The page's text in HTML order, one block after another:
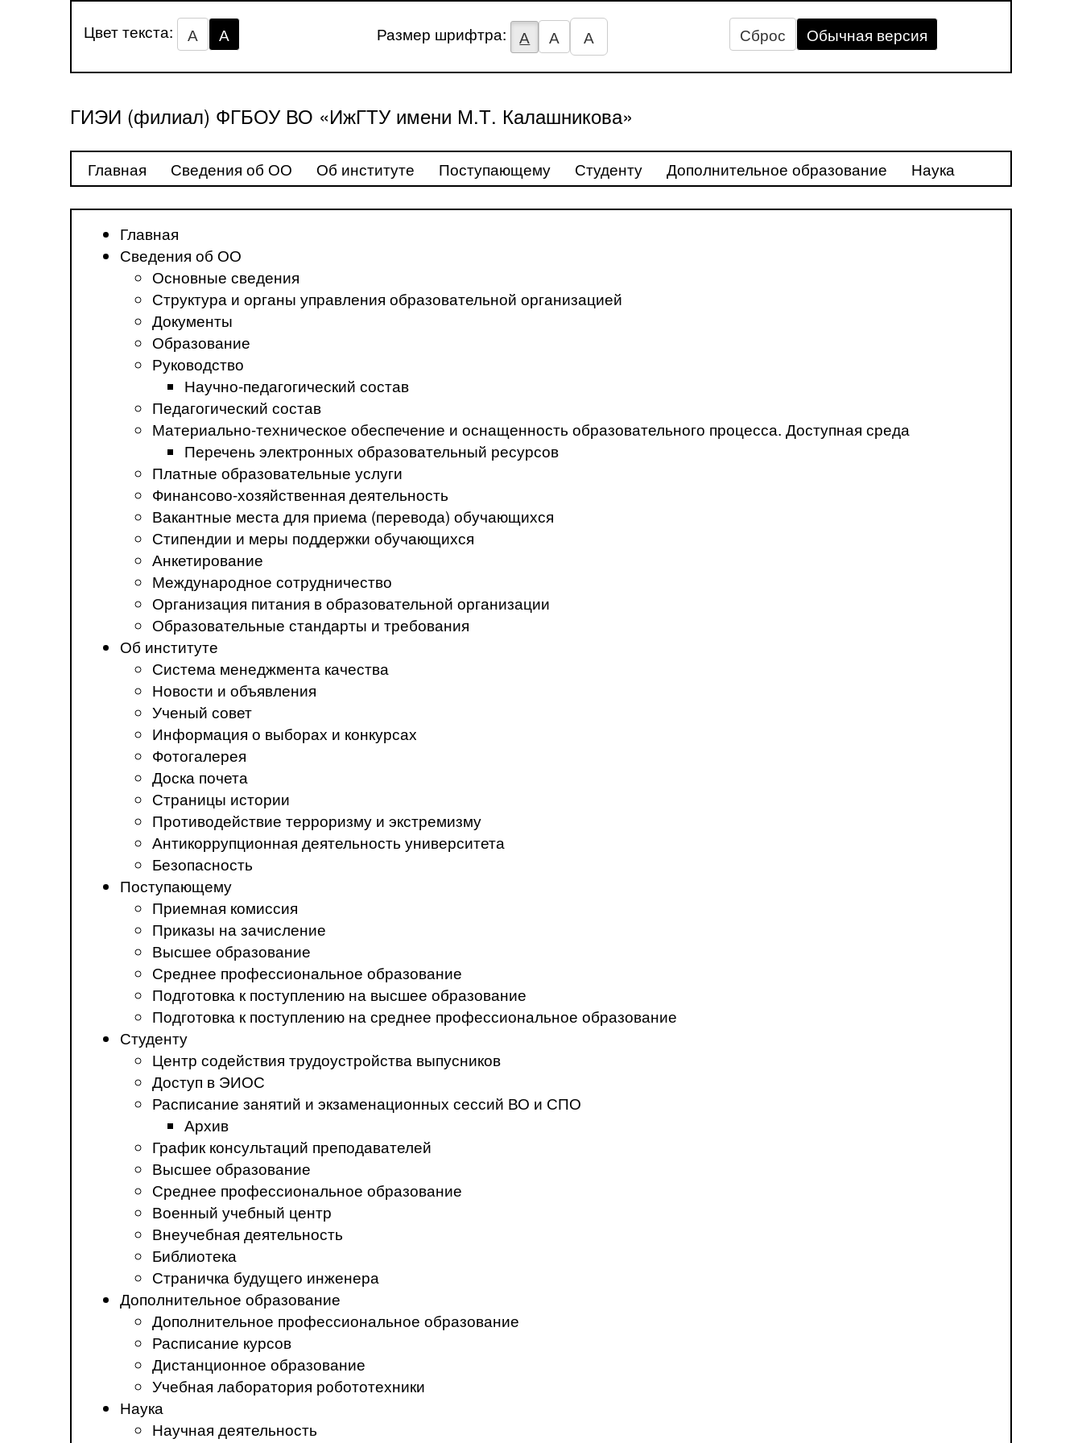
Цвет текста: А А Размер шрифтра: А А А Сброс Обычная версия
ГИЭИ (филиал) ФГБОУ ВО «ИжГТУ имени М.Т. Калашникова»
Главная Сведения об ОО Об институте Поступающему Студенту Дополнительное образование Наука
Главная
Сведения об ОО
Основные сведения
Структура и органы управления образовательной организацией
Документы
Образование
Руководство
Научно-педагогический состав
Педагогический состав
Материально-техническое обеспечение и оснащенность образовательного процесса. Доступная среда
Перечень электронных образовательный ресурсов
Платные образовательные услуги
Финансово-хозяйственная деятельность
Вакантные места для приема (перевода) обучающихся
Стипендии и меры поддержки обучающихся
Анкетирование
Международное сотрудничество
Организация питания в образовательной организации
Образовательные стандарты и требования
Об институте
Система менеджмента качества
Новости и объявления
Ученый совет
Информация о выборах и конкурсах
Фотогалерея
Доска почета
Страницы истории
Противодействие терроризму и экстремизму
Антикоррупционная деятельность университета
Безопасность
Поступающему
Приемная комиссия
Приказы на зачисление
Высшее образование
Среднее профессиональное образование
Подготовка к поступлению на высшее образование
Подготовка к поступлению на среднее профессиональное образование
Студенту
Центр содействия трудоустройства выпусников
Доступ в ЭИОС
Расписание занятий и экзаменационных сессий ВО и СПО
Архив
График консультаций преподавателей
Высшее образование
Среднее профессиональное образование
Военный учебный центр
Внеучебная деятельность
Библиотека
Страничка будущего инженера
Дополнительное образование
Дополнительное профессиональное образование
Расписание курсов
Дистанционное образование
Учебная лаборатория робототехники
Наука
Научная деятельность